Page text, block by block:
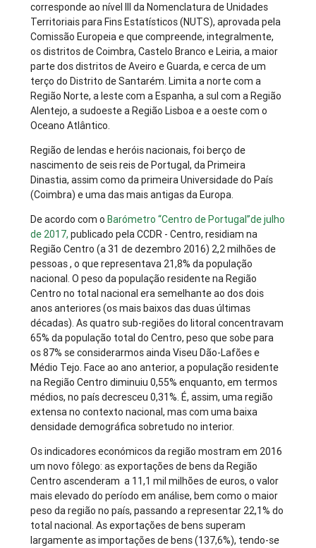
corresponde ao nível III da Nomenclatura de Unidades
Territoriais para Fins Estatísticos (NUTS), aprovada pela
Comissão Europeia e que compreende, integralmente,
os distritos de Coimbra, Castelo Branco e Leiria, a maior
parte dos distritos de Aveiro e Guarda, e cerca de um
terço do Distrito de Santarém. Limita a norte com a
Região Norte, a leste com a Espanha, a sul com a Região
Alentejo, a sudoeste a Região Lisboa e a oeste com o
Oceano Atlântico.
Região de lendas e heróis nacionais, foi berço de
nascimento de seis reis de Portugal, da Primeira
Dinastia, assim como da primeira Universidade do País
(Coimbra) e uma das mais antigas da Europa.
De acordo com o Barómetro “Centro de Portugal”de julho
de 2017, publicado pela CCDR - Centro, residiam na
Região Centro (a 31 de dezembro 2016) 2,2 milhões de
pessoas , o que representava 21,8% da população
nacional. O peso da população residente na Região
Centro no total nacional era semelhante ao dos dois
anos anteriores (os mais baixos das duas últimas
décadas). As quatro sub-regiões do litoral concentravam
65% da população total do Centro, peso que sobe para
os 87% se considerarmos ainda Viseu Dão-Lafões e
Médio Tejo. Face ao ano anterior, a população residente
na Região Centro diminuiu 0,55% enquanto, em termos
médios, no país decresceu 0,31%. É, assim, uma região
extensa no contexto nacional, mas com uma baixa
densidade demográfica sobretudo no interior.
Os indicadores económicos da região mostram em 2016
um novo fôlego: as exportações de bens da Região
Centro ascenderam a 11,1 mil milhões de euros, o valor
mais elevado do período em análise, bem como o maior
peso da região no país, passando a representar 22,1% do
total nacional. As exportações de bens superam
largamente as importações de bens (137,6%), tendo-se